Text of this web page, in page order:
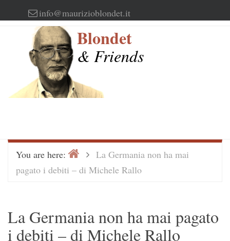
to
info@maurizioblondet.it
Blondet
& Friends
You are here: HomeLa Germania non ha mai
pagato i debiti – di Michele Rallo
La Germania non ha mai pagato
i debiti – di Michele Rallo